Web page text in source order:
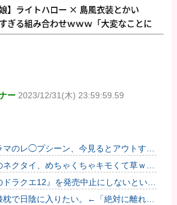
ー 2023/12/31(木) 23:59:59.59
マのレ◯プシーン、今見るとアウトすぎ
ネクタイ、めちゃくちゃキモくて草ｗｗ
ドラクエ12』を発売中止にしないといけ
でなに？とりあえすだせばいいやん
枕で日陰に入りたい。←「絶対に離れた